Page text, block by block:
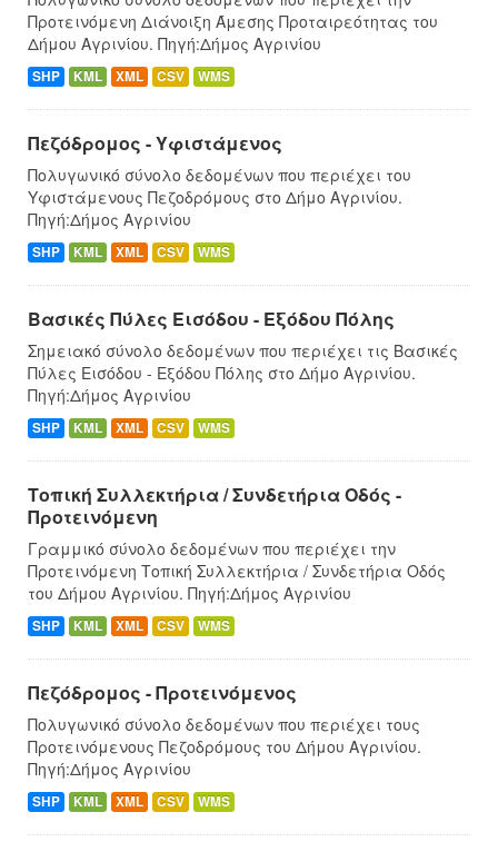
Προτεινόμενη Διάνοιξη Άμεσης Προταιρεότητας του
Δήμου Αγρινίου. Πηγή:Δήμος Αγρινίου
SHP KML XML CSV WMS
Πεζόδρομος - Υφιστάμενος
Πολυγωνικό σύνολο δεδομένων που περιέχει του
Υφιστάμενους Πεζοδρόμους στο Δήμο Αγρινίου.
Πηγή:Δήμος Αγρινίου
SHP KML XML CSV WMS
Βασικές Πύλες Εισόδου - Εξόδου Πόλης
Σημειακό σύνολο δεδομένων που περιέχει τις Βασικές
Πύλες Εισόδου - Εξόδου Πόλης στο Δήμο Αγρινίου.
Πηγή:Δήμος Αγρινίου
SHP KML XML CSV WMS
Τοπική Συλλεκτήρια / Συνδετήρια Οδός -
Προτεινόμενη
Γραμμικό σύνολο δεδομένων που περιέχει την
Προτεινόμενη Τοπική Συλλεκτήρια / Συνδετήρια Οδός
του Δήμου Αγρινίου. Πηγή:Δήμος Αγρινίου
SHP KML XML CSV WMS
Πεζόδρομος - Προτεινόμενος
Πολυγωνικό σύνολο δεδομένων που περιέχει τους
Προτεινόμενους Πεζοδρόμους του Δήμου Αγρινίου.
Πηγή:Δήμος Αγρινίου
SHP KML XML CSV WMS